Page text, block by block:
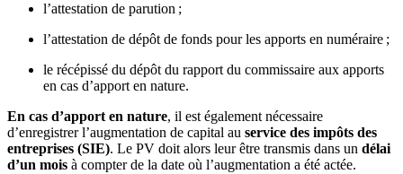
l’attestation de parution ;
l’attestation de dépôt de fonds pour les apports en numéraire ;
le récépissé du dépôt du rapport du commissaire aux apports
en cas d’apport en nature.
En cas d’apport en nature, il est également nécessaire
d’enregistrer l’augmentation de capital au service des impôts des
entreprises (SIE). Le PV doit alors leur être transmis dans un délai
d’un mois à compter de la date où l’augmentation a été actée.